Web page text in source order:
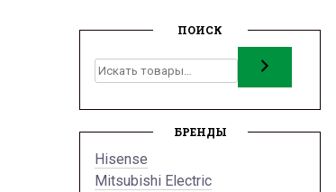
ПОИСК
Поиск
БРЕНДЫ
Hisense
Mitsubishi Electric